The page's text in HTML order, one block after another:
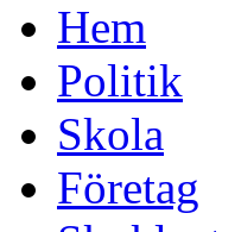
Hem
Politik
Skola
Företag